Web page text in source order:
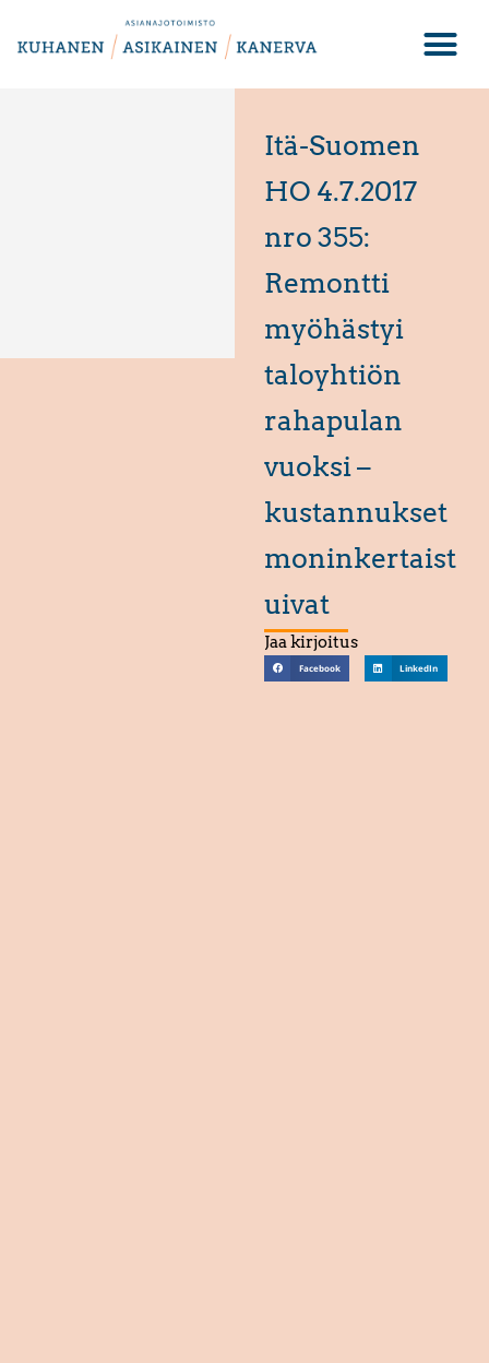
Itä-Suomen
HO 4.7.2017
nro 355:
Remontti
myöhästyi
taloyhtiön
rahapulan
vuoksi –
kustannukset
moninkertaist
uivat
Jaa kirjoitus
Facebook LinkedIn